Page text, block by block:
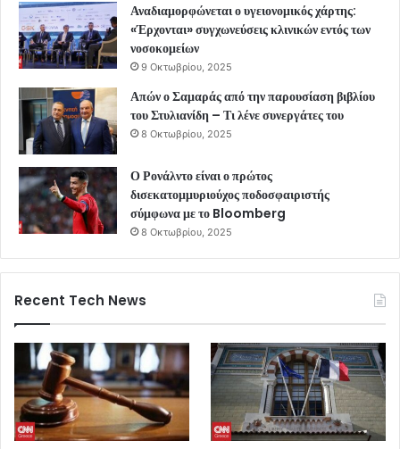
Αναδιαμορφώνεται ο υγειονομικός χάρτης:
«Έρχονται» συγχωνεύσεις κλινικών εντός των
νοσοκομείων
9 Οκτωβρίου, 2025
Απών ο Σαμαράς από την παρουσίαση βιβλίου
του Στυλιανίδη – Τι λένε συνεργάτες του
8 Οκτωβρίου, 2025
Ο Ρονάλντο είναι ο πρώτος
δισεκατομμυριούχος ποδοσφαιριστής
σύμφωνα με το Bloomberg
8 Οκτωβρίου, 2025
Recent Tech News